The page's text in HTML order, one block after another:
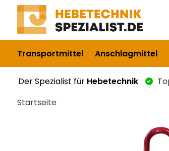
Transportmittel Anschlagmittel
Der Spezialist für Hebetechnik
Startseite